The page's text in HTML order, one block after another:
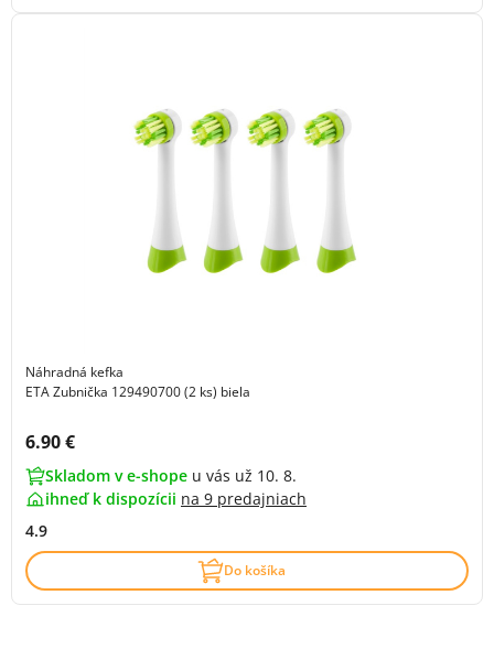
Náhradná kefka
ETA Zubnička 129490700 (2 ks) biela
Cena s DPH:
6.90 €
Skladom v e-shope u vás už 10. 8.
ihneď k dispozícii na 9 predajniach
4.9
Do košíka